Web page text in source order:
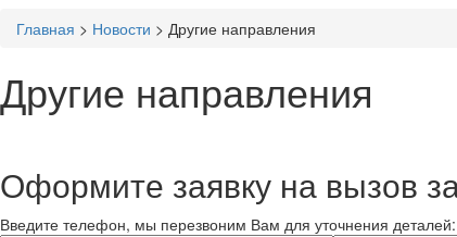
Главная > Новости > Другие направления
Другие направления
Оформите заявку на вызов
Введите телефон, мы перезвоним Вам для уточнения деталей: